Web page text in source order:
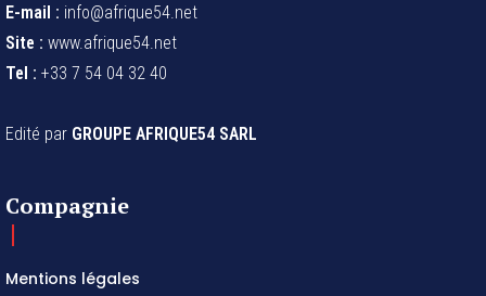
E-mail : info@afrique54.net
Site : www.afrique54.net
Tel : +33 7 54 04 32 40
Edité par GROUPE AFRIQUE54 SARL
Compagnie
Mentions légales